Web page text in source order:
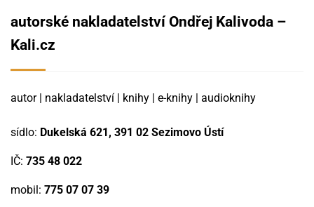
autorské nakladatelství Ondřej Kalivoda –
Kali.cz
autor | nakladatelství | knihy | e-knihy | audioknihy
sídlo: Dukelská 621, 391 02 Sezimovo Ústí
IČ: 735 48 022
mobil: 775 07 07 39